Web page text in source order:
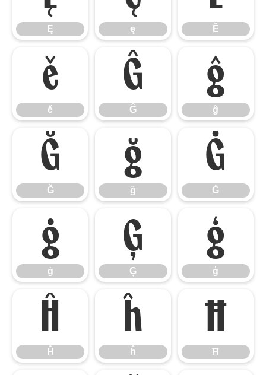
Ę ę Ě
ě
ě
Ĝ
Ĝ
ĝ
ĝ
Ğ
Ğ
ğ
ğ
Ġ
Ġ
ġ
ġ
Ģ
Ģ
ģ
ģ
Ĥ
Ĥ
ĥ
ĥ
Ħ
Ħ